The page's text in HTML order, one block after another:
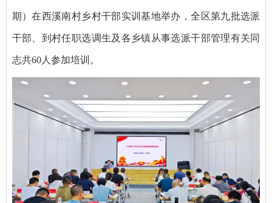
期）在西溪南村乡村干部实训基地举办，全区第九批选派
干部、到村任职选调生及各乡镇从事选派干部管理有关同
志共60人参加培训。